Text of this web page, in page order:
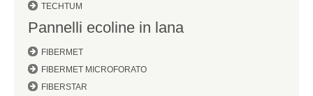
TECHTUM
Pannelli ecoline in lana
FIBERMET
FIBERMET MICROFORATO
FIBERSTAR